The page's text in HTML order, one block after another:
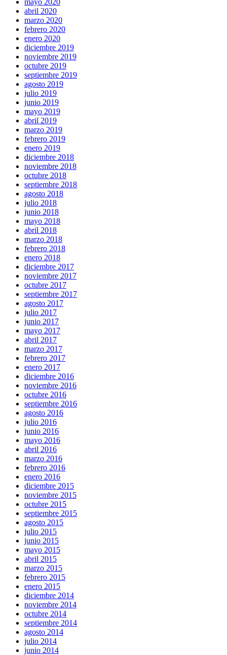
mayo 2020
abril 2020
marzo 2020
febrero 2020
enero 2020
diciembre 2019
noviembre 2019
octubre 2019
septiembre 2019
agosto 2019
julio 2019
junio 2019
mayo 2019
abril 2019
marzo 2019
febrero 2019
enero 2019
diciembre 2018
noviembre 2018
octubre 2018
septiembre 2018
agosto 2018
julio 2018
junio 2018
mayo 2018
abril 2018
marzo 2018
febrero 2018
enero 2018
diciembre 2017
noviembre 2017
octubre 2017
septiembre 2017
agosto 2017
julio 2017
junio 2017
mayo 2017
abril 2017
marzo 2017
febrero 2017
enero 2017
diciembre 2016
noviembre 2016
octubre 2016
septiembre 2016
agosto 2016
julio 2016
junio 2016
mayo 2016
abril 2016
marzo 2016
febrero 2016
enero 2016
diciembre 2015
noviembre 2015
octubre 2015
septiembre 2015
agosto 2015
julio 2015
junio 2015
mayo 2015
abril 2015
marzo 2015
febrero 2015
enero 2015
diciembre 2014
noviembre 2014
octubre 2014
septiembre 2014
agosto 2014
julio 2014
junio 2014